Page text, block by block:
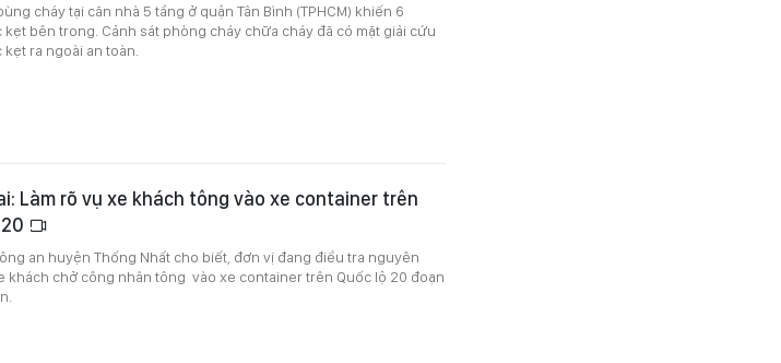
cháy tại căn nhà 5 tầng ở quận Tân Bình (TPHCM) khiến 6
kẹt bên trong. Cảnh sát phòng cháy chữa cháy đã có mặt giải cứu
ra ngoài an toàn.
Làm rõ vụ xe khách tông vào xe container trên
an huyện Thống Nhất cho biết, đơn vị đang điều tra nguyên
khách chở công nhân tông vào xe container trên Quốc lộ 20 đoạn